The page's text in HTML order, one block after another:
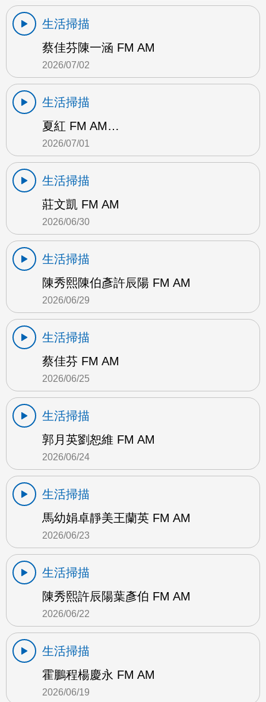
生活掃描
蔡佳芬陳一涵 FM AM
2026/07/02
生活掃描
夏紅 FM AM…
2026/07/01
生活掃描
莊文凱 FM AM
2026/06/30
生活掃描
陳秀熙陳伯彥許辰陽 FM AM
2026/06/29
生活掃描
蔡佳芬 FM AM
2026/06/25
生活掃描
郭月英劉恕維 FM AM
2026/06/24
生活掃描
馬幼娟卓靜美王蘭英 FM AM
2026/06/23
生活掃描
陳秀熙許辰陽葉彥伯 FM AM
2026/06/22
生活掃描
霍鵬程楊慶永 FM AM
2026/06/19